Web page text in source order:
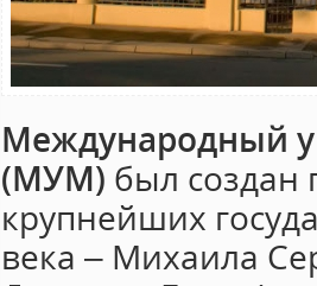
Международный
(МУМ) был создан
крупнейших
века – Михаила